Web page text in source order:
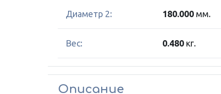
Диаметр 2: 180.000 мм.
Вес: 0.480 кг.
Описание